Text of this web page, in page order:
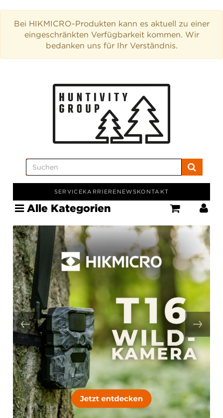
Bei HIKMICRO-Produkten kann es aktuell zu einer
eingeschränkten Verfügbarkeit kommen. Wir
bedanken uns für Ihr Verständnis.
SERVICEKARRIERE NEWSKONTAKT
Alle Kategorien